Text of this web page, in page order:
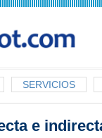
SERVICIOS
e